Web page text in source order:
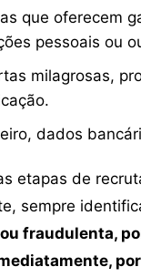
que oferecem
pessoais ou
milagrosas,
dados
etapas de
sempre
fraudulenta,